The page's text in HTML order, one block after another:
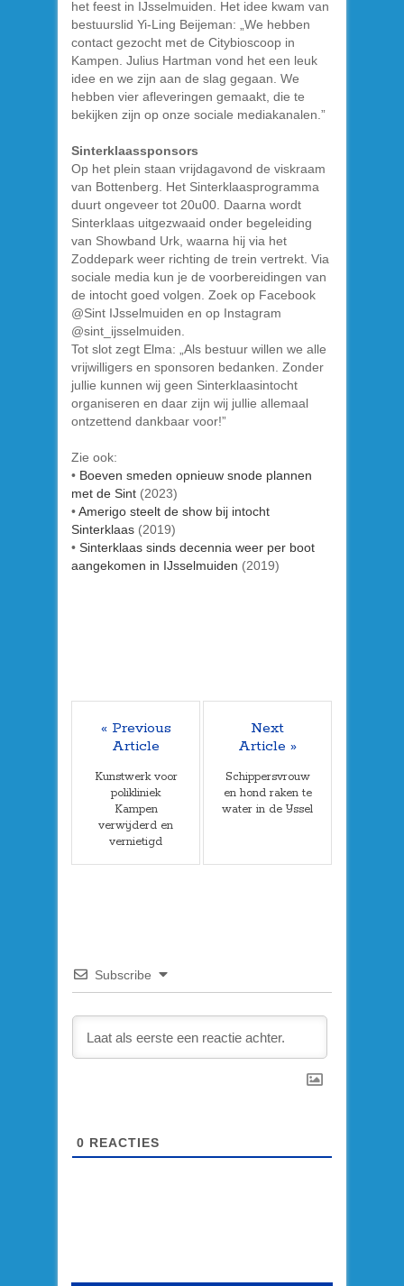
het feest in IJsselmuiden. Het idee kwam van
bestuurslid Yi-Ling Beijeman: „We hebben
contact gezocht met de Citybioscoop in
Kampen. Julius Hartman vond het een leuk
idee en we zijn aan de slag gegaan. We
hebben vier afleveringen gemaakt, die te
bekijken zijn op onze sociale mediakanalen.”
Sinterklaassponsors
Op het plein staan vrijdagavond de viskraam
van Bottenberg. Het Sinterklaasprogramma
duurt ongeveer tot 20u00. Daarna wordt
Sinterklaas uitgezwaaid onder begeleiding
van Showband Urk, waarna hij via het
Zoddepark weer richting de trein vertrekt. Via
sociale media kun je de voorbereidingen van
de intocht goed volgen. Zoek op Facebook
@Sint IJsselmuiden en op Instagram
@sint_ijsselmuiden.
Tot slot zegt Elma: „Als bestuur willen we alle
vrijwilligers en sponsoren bedanken. Zonder
jullie kunnen wij geen Sinterklaasintocht
organiseren en daar zijn wij jullie allemaal
ontzettend dankbaar voor!”
Zie ook:
• Boeven smeden opnieuw snode plannen
met de Sint (2023)
•Amerigo steelt de show bij intocht
Sinterklaas (2019)
• Sinterklaas sinds decennia weer per boot
aangekomen in IJsselmuiden (2019)
« Previous
Article
Kunstwerk voor
polikliniek
Kampen
verwijderd en
vernietigd
Next
Article »
Schippersvrouw
en hond raken te
water in de IJssel
Subscribe
0 REACTIES